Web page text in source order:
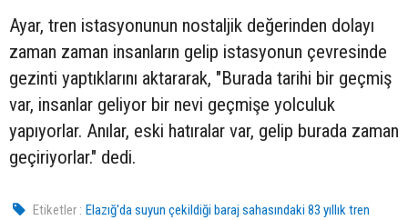
Ayar, tren istasyonunun nostaljik değerinden dolayı
zaman zaman insanların gelip istasyonun çevresinde
gezinti yaptıklarını aktararak, "Burada tarihi bir geçmiş
var, insanlar geliyor bir nevi geçmişe yolculuk
yapıyorlar. Anılar, eski hatıralar var, gelip burada zaman
geçiriyorlar." dedi.
Etiketler : Elazığ'da suyun çekildiği baraj sahasındaki 83 yıllık tren